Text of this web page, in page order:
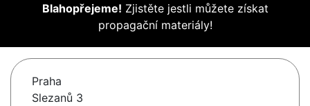
Blahopřejeme! Zjistěte jestli můžete získat
propagační materiály!
Praha
Slezanů 3